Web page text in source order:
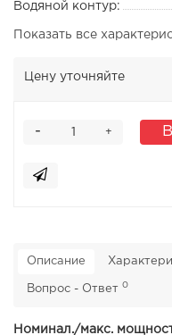
Водяной контур:
Показать все
Цену уточняйте
+
-
Описание
Вопрос - Ответ 0
Номинал./макс.